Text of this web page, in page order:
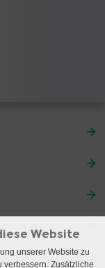
Website
unserer Website zu
Zusätzliche